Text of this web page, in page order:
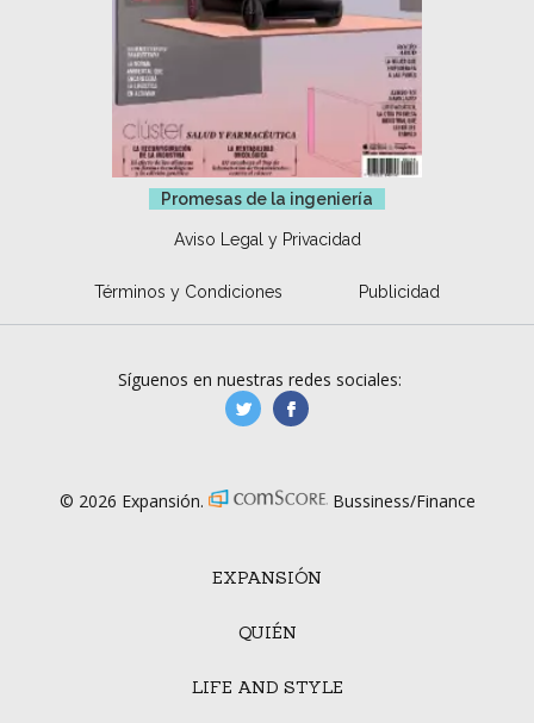
Promesas de la ingeniería
Aviso Legal y Privacidad
Términos y Condiciones Publicidad
EXPANSIÓN
QUIÉN
LIFE AND STYLE
Síguenos en nuestras redes sociales:
manufacturaGE
© 2026 Expansión. Bussiness/Finance